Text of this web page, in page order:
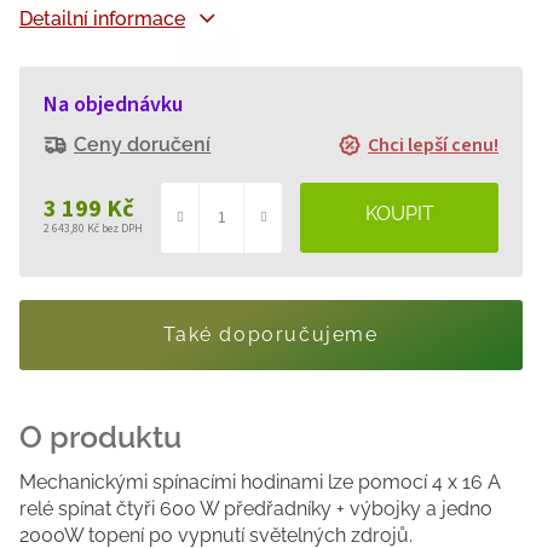
3 199 Kč
2 643,80 Kč bez DPH
cena:
Na objednávku
Ceny doručení Chci lepší cenu!
Detailní informace
Také doporučujeme
Mechanickými spínacími hodinami lze pomocí 4 x 16 A
relé spínat čtyři 600 W předřadníky + výbojky a jedno
2000W topení po vypnutí světelných zdrojů.